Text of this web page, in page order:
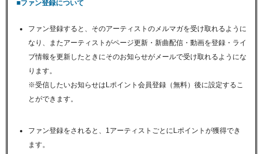
■ファン登録について
ファン登録すると、そのアーティストのメルマガを受け取れるように
なり、またアーティストがページ更新・新曲配信・動画を登録・ライ
ブ情報を更新したときにそのお知らせがメールで受け取れるようにな
ります。
※受信したいお知らせはLポイント会員登録（無料）後に設定するこ
とができます。
ファン登録をされると、1アーティストごとにLポイントが獲得でき
ます。